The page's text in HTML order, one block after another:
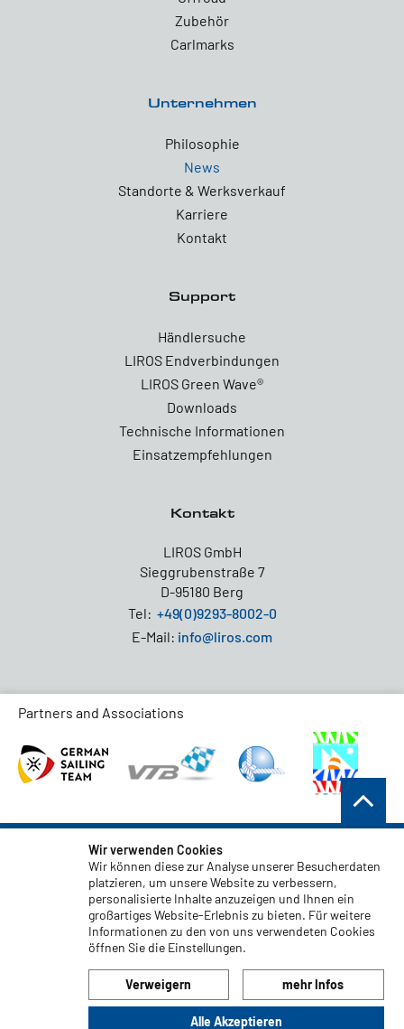
Zubehör
Carlmarks
Unternehmen
Philosophie
News
Standorte & Werksverkauf
Karriere
Kontakt
Support
Händlersuche
LIROS Endverbindungen
LIROS Green Wave®
Downloads
Technische Informationen
Einsatzempfehlungen
Kontakt
LIROS GmbH
Sieggrubenstraße 7
D-95180 Berg
Tel: +49(0)9293-8002-0
E-Mail: info@liros.com
Partners and Associations
AGB
Datenschutz
Haftungsauschluss
Impressum
Code of Conduct
Wir verwenden Cookies
Wir können diese zur Analyse unserer Besucherdaten
platzieren, um unsere Website zu verbessern,
personalisierte Inhalte anzuzeigen und Ihnen ein
großartiges Website-Erlebnis zu bieten. Für weitere
Informationen zu den von uns verwendeten Cookies
öffnen Sie die Einstellungen.
Verweigern
Alle Akzeptieren
mehr Infos